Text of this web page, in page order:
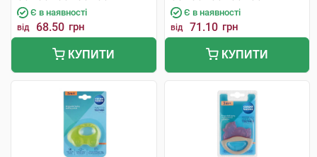
Є в наявності
від 68.50 грн
КУПИТИ
Є в наявності
від 71.10 грн
КУПИТИ